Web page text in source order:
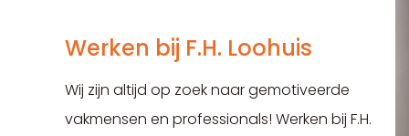
Werken bij F.H. Loohuis
Wij zijn altijd op zoek naar gemotiveerde
vakmensen en professionals! Werken bij F.H.